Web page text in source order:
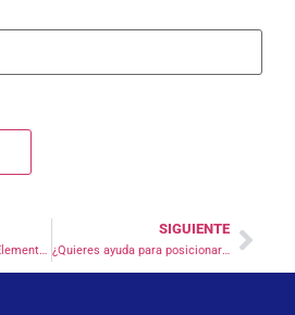
Integrar formulario de Elementor a servicios de Mail Marketing por medio de un Optin
SIGUIENTE
¿Quieres ayuda para posicionar tu página o sitio web?